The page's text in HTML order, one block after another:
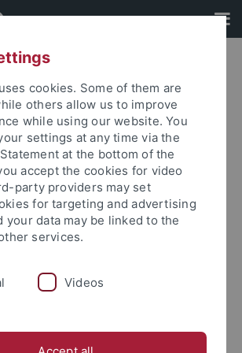
... 2
aktuell Nr. 1/2019:
der
cookies. Some of them are
others allow us to improve
while using our website. You
settings at any time via the
at the bottom of the
accept the cookies for video
party providers may set
for targeting and advertising
your data may be linked to the
services.
Videos